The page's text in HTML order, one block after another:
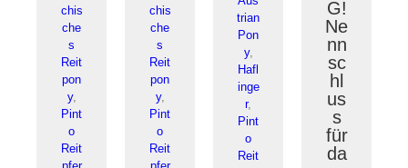
chis
che
s
Reit
pon
y,
Pint
o
Reit
chis
che
s
Reit
pon
y,
Pint
o
Reit
trian
Pon
y,
Hafl
inge
r,
Pint
o
Reit
G!
Ne
nn
sc
hl
us
s
für
da